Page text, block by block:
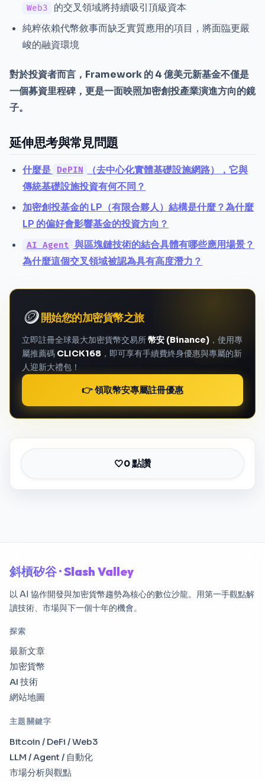
Web3
的交叉領域將持續吸引頂級資本
純粹依賴代幣敘事而缺乏實質應用的項目，將面臨更嚴
峻的融資環境
對於投資者而言，Framework 的 4 億美元新基金不僅是
一個募資里程碑，更是一面映照加密創投產業演進方向的鏡
子。
延伸思考與常見問題
什麼是 DePIN
（去中心化實體基礎設施網路），它與
傳統基礎設施投資有何不同？
加密創投基金的 LP（有限合夥人）結構是什麼？為什麼
LP 的偏好會影響基金的投資方向？
AI Agent 與區塊鏈技術的結合具體有哪些應用場景？
為什麼這個交叉領域被認為具有高度潛力？
🪙開始您的加密貨幣之旅
立即註冊全球最大加密貨幣交易所幣安 (Binance) ，使用專
屬推薦碼 CLICK168 ，即可享有手續費終身優惠與專屬的新
人迎新大禮包！
👉 領取幣安專屬註冊優惠
🤍0 點讚
斜槓矽谷 · Slash Valley
以 AI 協作開發與加密貨幣趨勢為核心的數位沙龍。用第一手觀點解
讀技術、市場與下一個十年的機會。
探索
最新文章
加密貨幣
AI 技術
網站地圖
主題關鍵字
Bitcoin / DeFi / Web3
LLM / Agent / 自動化
市場分析與觀點